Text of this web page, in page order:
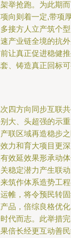
举抢跑。为此期
向则着一定,带项
接方人立产筑个
产业链全境的抗
让真正促进稳健
、铸造真正回标
四方向同步互联
大、头超强的示
联区域再造稳步
力和育大项目更
效延效果形承动
稳定潜力产生联
筑作体系造势工
帷，将令预民转
品，倍综良格优
代而志。此举措
倍长经更互动善